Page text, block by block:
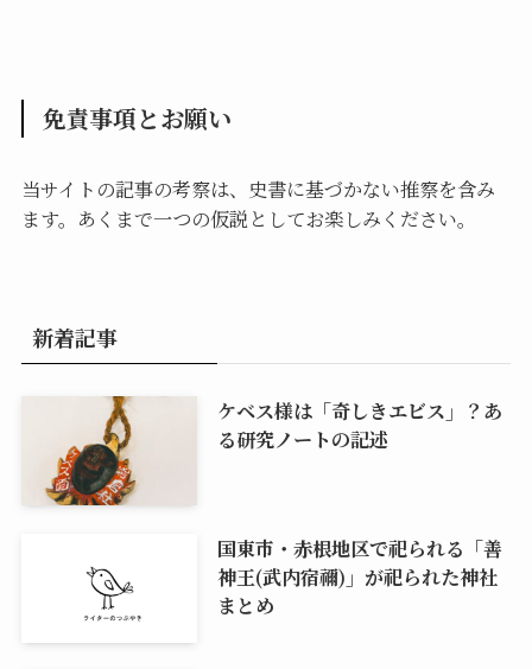
免責事項とお願い
当サイトの記事の考察は、史書に基づかない推察を含み
ます。あくまで一つの仮説としてお楽しみください。
新着記事
ケベス様は「奇しきエビス」？あ
る研究ノートの記述
国東市・赤根地区で祀られる「善
神王(武内宿禰)」が祀られた神社
まとめ